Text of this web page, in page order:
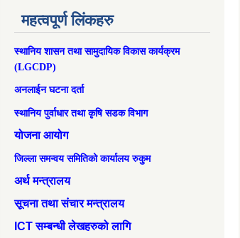
महत्वपूर्ण लिंकहरु
स्थानिय शासन तथा सामुदायिक विकास कार्यक्रम
(LGCDP)
अनलाईन घटना दर्ता
स्थानिय पुर्वाधार तथा कृषि सडक विभाग
योजना आयोग
जिल्ला समन्वय समितिको कार्यालय रुकुम
अर्थ मन्त्रालय
सूचना तथा संचार मन्त्रालय
ICT सम्बन्धी लेखहरुको लागि